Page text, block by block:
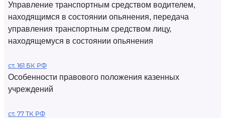
Управление транспортным средством водителем,
находящимся в состоянии опьянения, передача
управления транспортным средством лицу,
находящемуся в состоянии опьянения
ст. 161 БК РФ
Особенности правового положения казенных
учреждений
ст. 77 ТК РФ